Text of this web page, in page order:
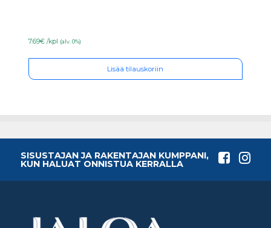
7.69€ /kpl (alv. 0%)
Lisää tilauskoriin
SISUSTAJAN JA RAKENTAJAN KUMPPANI,
KUN HALUAT ONNISTUA KERRALLA